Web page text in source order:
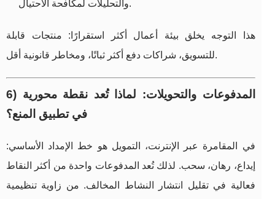
والتحليلات لمكافحة الاحتيال.
هذا التوجه يخلق بيئة أعمال أكثر استقرارًا: منتجات قابلة
للتسويق، شراكات دفع أكثر ثباتًا، ومخاطر قانونية أقل.
6) المدفوعات والتحويلات: لماذا تُعد نقطة محورية
في تطبيق المنع؟
في المقامرة عبر الإنترنت، التمويل هو خط الإمداد الأساسي:
إيداع، رهان، سحب. لذلك تُعد المدفوعات واحدة من أكثر النقاط
فعالية في تقليل انتشار النشاط المخالف. من زاوية تنظيمية